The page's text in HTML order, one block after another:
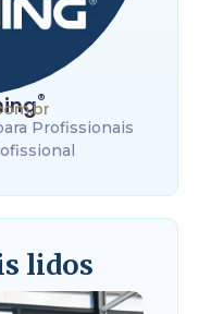
®
Profissionais
lidos